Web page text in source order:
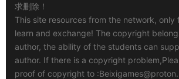
求删除！
This site resources from the network, only
learn and exchange! The copyright
author, the ability of the students can
author. If there is a copyright
proof of copyright to :